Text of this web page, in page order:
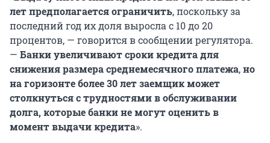
лет предполагается ограничить, поскольку за
последний год их доля выросла с 10 до 20
процентов, — говорится в сообщении регулятора.
— Банки увеличивают сроки кредита для
снижения размера среднемесячного платежа,но
на горизонте более 30 лет заемщик может
столкнуться с трудностями в обслуживании
долга, которые банки не могут оценить в
момент выдачи кредита».